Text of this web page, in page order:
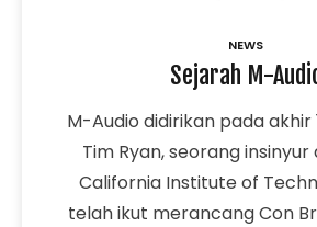
NEWS
Sejarah M-
M-Audio didirikan pada akhir
Tim Ryan, seorang insinyur
California Institute of
telah ikut merancang Con